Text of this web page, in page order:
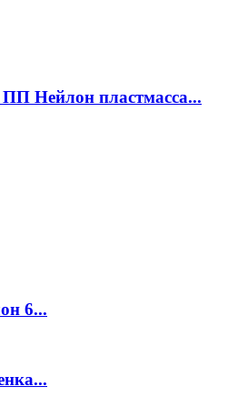
Нейлон пластмасса...
6...